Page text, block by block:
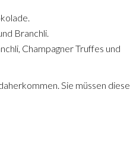
Branchli.
Champagner Truffes und
Sie müssen diese